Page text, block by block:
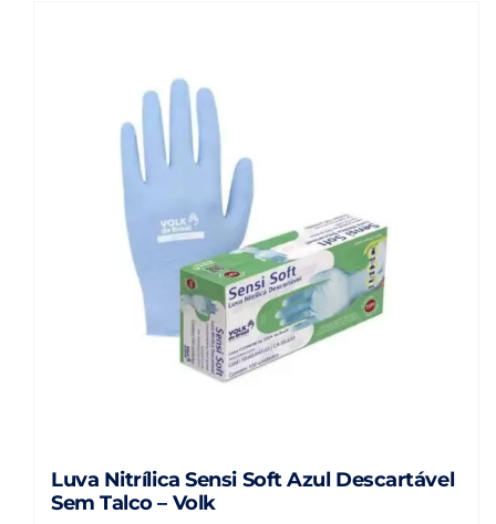
As
opções
podem
escolhidas
página
produto
Luva Nitrílica Sensi Soft Azul Descartável
Sem Talco – Volk